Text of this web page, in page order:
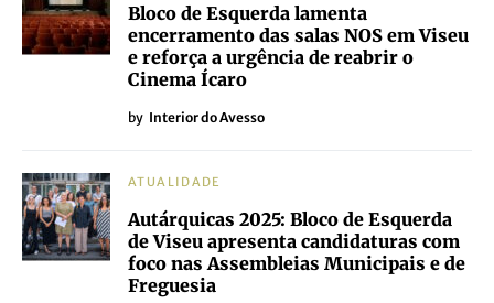
Bloco de Esquerda lamenta
encerramento das salas NOS em Viseu
e reforça a urgência de reabrir o
Cinema Ícaro
by Interior do Avesso
ATUALIDADE
Autárquicas 2025: Bloco de Esquerda
de Viseu apresenta candidaturas com
foco nas Assembleias Municipais e de
Freguesia